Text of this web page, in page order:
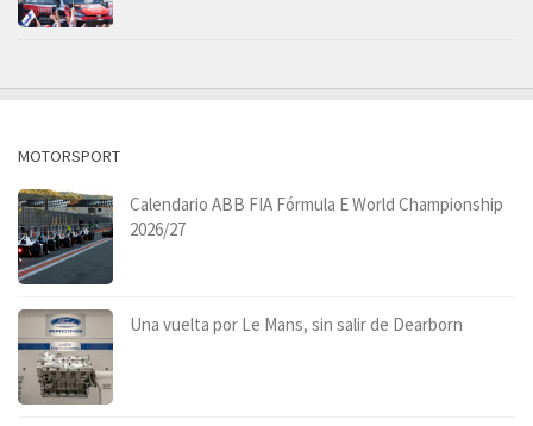
MOTORSPORT
Calendario ABB FIA Fórmula E World Championship
2026/27
Una vuelta por Le Mans, sin salir de Dearborn